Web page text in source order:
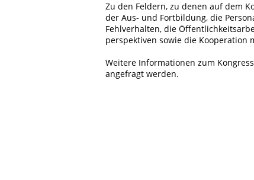
Zu den Feldern, zu denen auf dem
der Aus- und Fortbildung, die
Fehlverhalten, die
perspektiven sowie die Kooperation
Weitere Informationen zum
angefragt werden.